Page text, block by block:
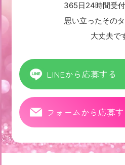
365日24時間受付
思い立ったその
大丈夫で
LINEから応募する
フォームから応募